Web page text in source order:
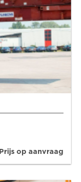
Prijs op aanvraag